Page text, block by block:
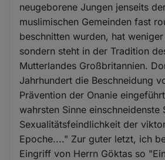
neugeborene Jungen jenseits
muslimischen Gemeinden fast
beschnitten wurden, hat
sondern steht in der Tradition
Mutterlandes Großbritannien.
Jahrhundert die Beschneidung
Prävention der Onanie
wahrsten Sinne einschneidenste
Sexualitätsfeindlichkeit der
Epoche...." Zur guter letzt, ich
Eingriff von Herrn Göktas so